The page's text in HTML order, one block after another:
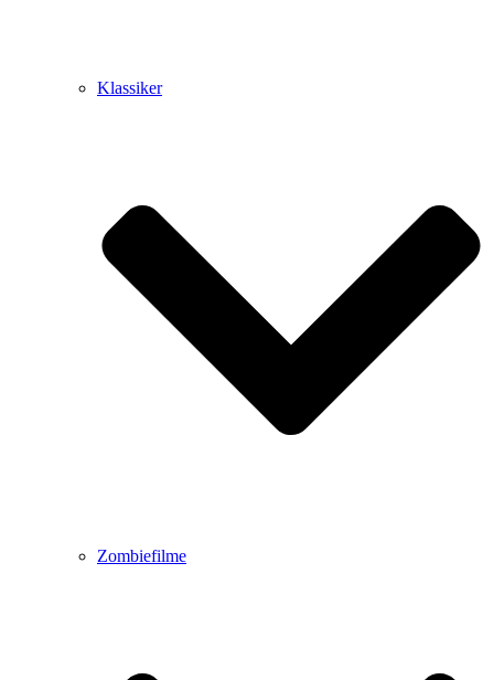
Klassiker
Zombiefilme